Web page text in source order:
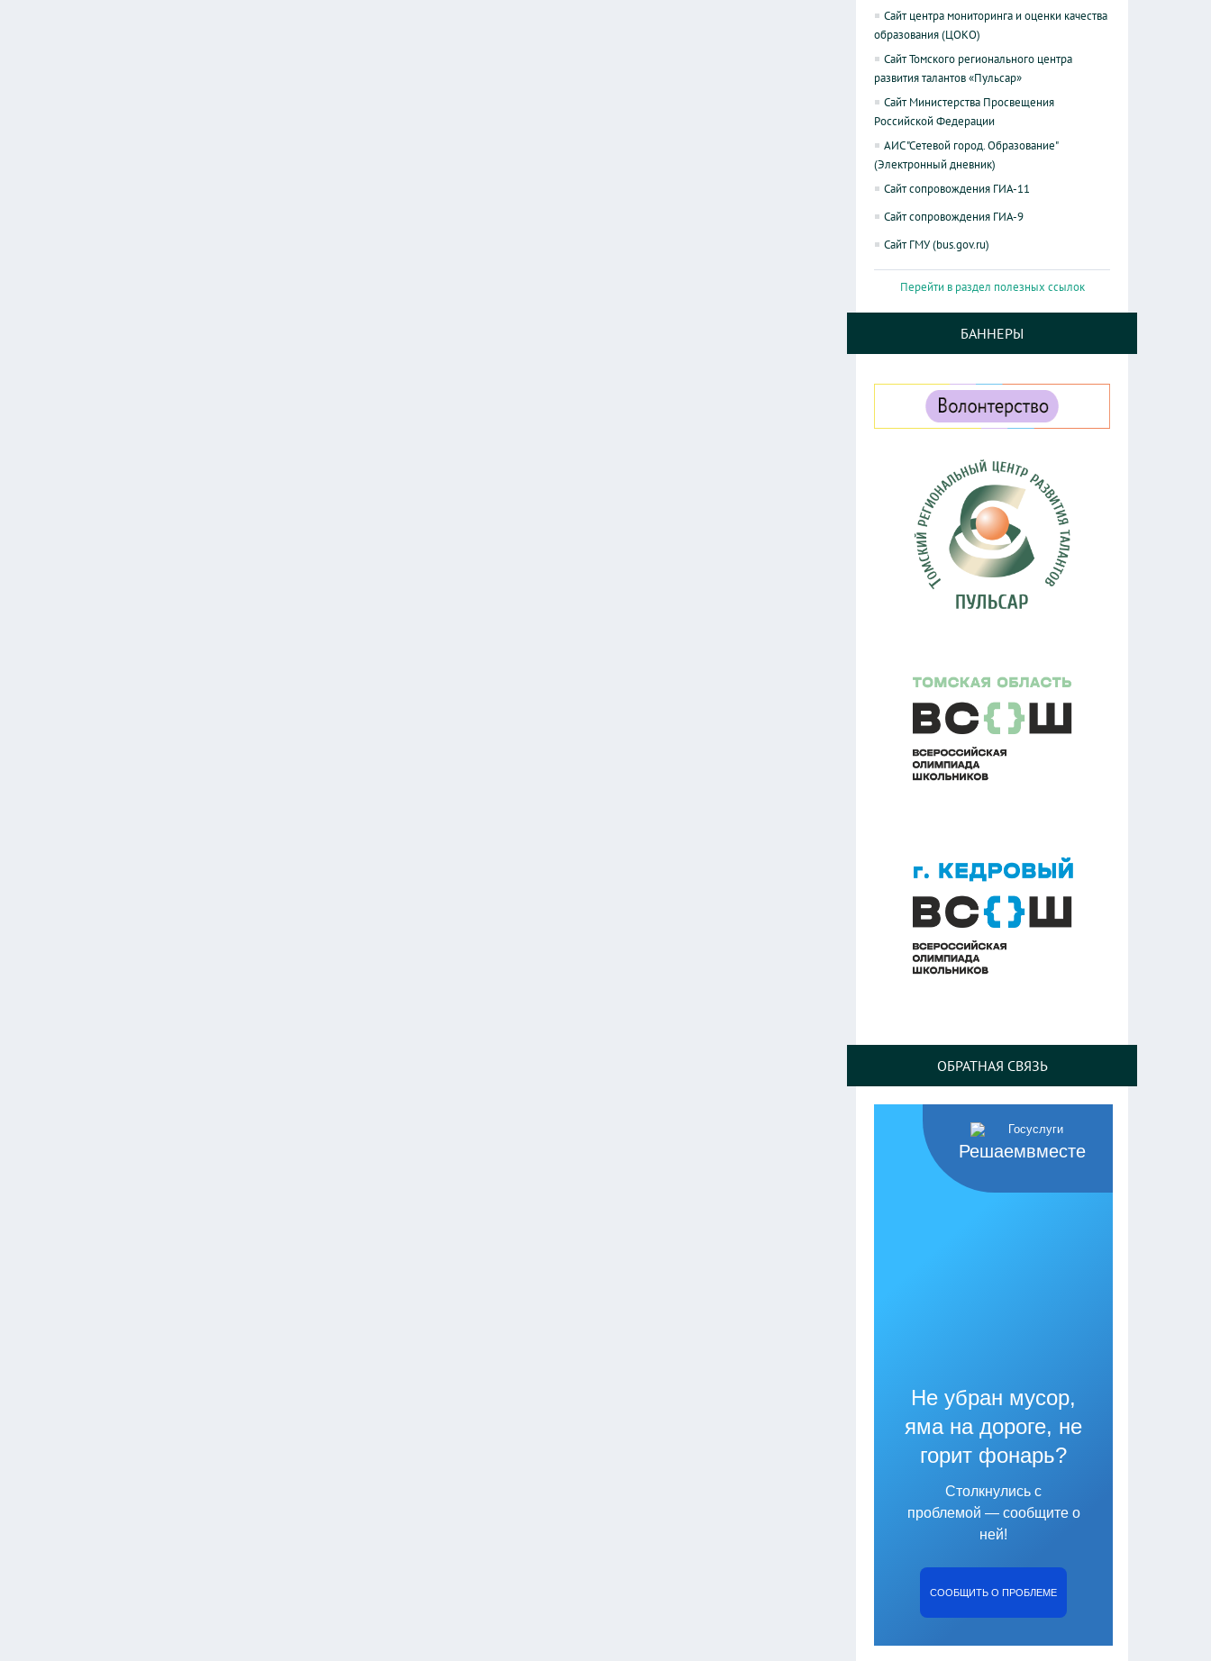
Сайт центра мониторинга и оценки качества
образования (ЦОКО)
Сайт Томского регионального центра
развития талантов «Пульсар»
Сайт Министерства Просвещения
Российской Федерации
АИС "Сетевой город. Образование"
(Электронный дневник)
Сайт сопровождения ГИА-11
Сайт сопровождения ГИА-9
Сайт ГМУ (bus.gov.ru)
Перейти в раздел полезных ссылок
БАННЕРЫ
ОБРАТНАЯ СВЯЗЬ
Решаемвместе
Не убран мусор,
яма на дороге, не
горит фонарь?
Столкнулись с
проблемой — сообщите о
ней!
СООБЩИТЬ О ПРОБЛЕМЕ